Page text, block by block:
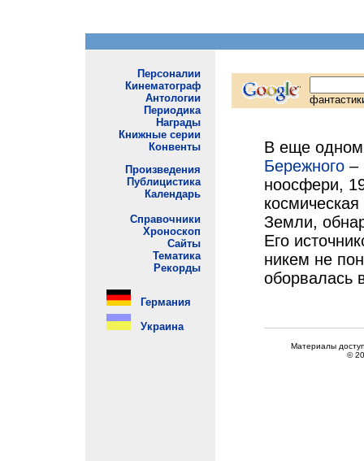
В еще одном
Бережного –
ноосфери,
Земли,
Его
никем не
оборвалась